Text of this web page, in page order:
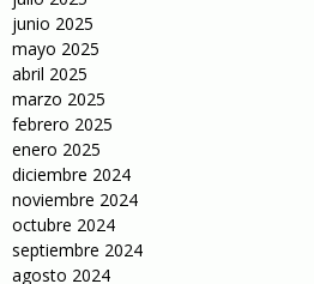
junio 2025
mayo 2025
abril 2025
marzo 2025
febrero 2025
enero 2025
diciembre 2024
noviembre 2024
octubre 2024
septiembre 2024
agosto 2024